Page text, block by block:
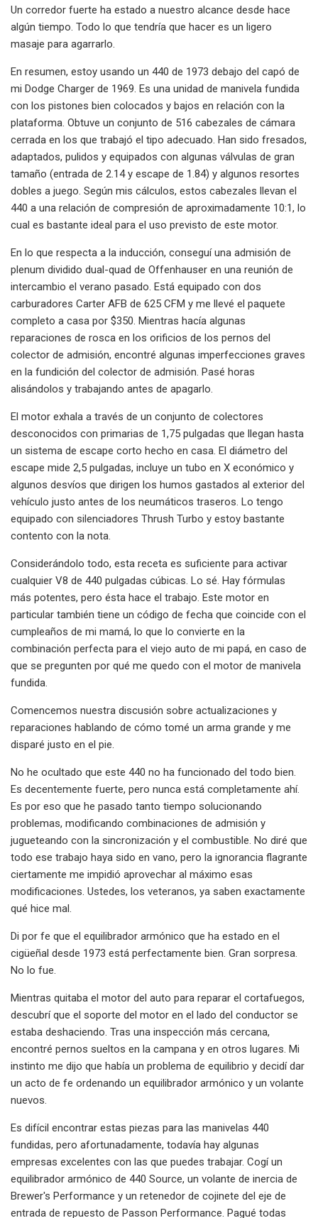
Un corredor fuerte ha estado a nuestro alcance desde hace
algún tiempo. Todo lo que tendría que hacer es un ligero
masaje para agarrarlo.
En resumen, estoy usando un 440 de 1973 debajo del capó de
mi Dodge Charger de 1969. Es una unidad de manivela fundida
con los pistones bien colocados y bajos en relación con la
plataforma. Obtuve un conjunto de 516 cabezales de cámara
cerrada en los que trabajó el tipo adecuado. Han sido fresados,
adaptados, pulidos y equipados con algunas válvulas de gran
tamaño (entrada de 2.14 y escape de 1.84) y algunos resortes
dobles a juego. Según mis cálculos, estos cabezales llevan el
440 a una relación de compresión de aproximadamente 10:1, lo
cual es bastante ideal para el uso previsto de este motor.
En lo que respecta a la inducción, conseguí una admisión de
plenum dividido dual-quad de Offenhauser en una reunión de
intercambio el verano pasado. Está equipado con dos
carburadores Carter AFB de 625 CFM y me llevé el paquete
completo a casa por $350. Mientras hacía algunas
reparaciones de rosca en los orificios de los pernos del
colector de admisión, encontré algunas imperfecciones graves
en la fundición del colector de admisión. Pasé horas
alisándolos y trabajando antes de apagarlo.
El motor exhala a través de un conjunto de colectores
desconocidos con primarias de 1,75 pulgadas que llegan hasta
un sistema de escape corto hecho en casa. El diámetro del
escape mide 2,5 pulgadas, incluye un tubo en X económico y
algunos desvíos que dirigen los humos gastados al exterior del
vehículo justo antes de los neumáticos traseros. Lo tengo
equipado con silenciadores Thrush Turbo y estoy bastante
contento con la nota.
Considerándolo todo, esta receta es suficiente para activar
cualquier V8 de 440 pulgadas cúbicas. Lo sé. Hay fórmulas
más potentes, pero ésta hace el trabajo. Este motor en
particular también tiene un código de fecha que coincide con el
cumpleaños de mi mamá, lo que lo convierte en la
combinación perfecta para el viejo auto de mi papá, en caso de
que se pregunten por qué me quedo con el motor de manivela
fundida.
Comencemos nuestra discusión sobre actualizaciones y
reparaciones hablando de cómo tomé un arma grande y me
disparé justo en el pie.
No he ocultado que este 440 no ha funcionado del todo bien.
Es decentemente fuerte, pero nunca está completamente ahí.
Es por eso que he pasado tanto tiempo solucionando
problemas, modificando combinaciones de admisión y
jugueteando con la sincronización y el combustible. No diré que
todo ese trabajo haya sido en vano, pero la ignorancia flagrante
ciertamente me impidió aprovechar al máximo esas
modificaciones. Ustedes, los veteranos, ya saben exactamente
qué hice mal.
Di por fe que el equilibrador armónico que ha estado en el
cigüeñal desde 1973 está perfectamente bien. Gran sorpresa.
No lo fue.
Mientras quitaba el motor del auto para reparar el cortafuegos,
descubrí que el soporte del motor en el lado del conductor se
estaba deshaciendo. Tras una inspección más cercana,
encontré pernos sueltos en la campana y en otros lugares. Mi
instinto me dijo que había un problema de equilibrio y decidí dar
un acto de fe ordenando un equilibrador armónico y un volante
nuevos.
Es difícil encontrar estas piezas para las manivelas 440
fundidas, pero afortunadamente, todavía hay algunas
empresas excelentes con las que puedes trabajar. Cogí un
equilibrador armónico de 440 Source, un volante de inercia de
Brewer's Performance y un retenedor de cojinete del eje de
entrada de repuesto de Passon Performance. Pagué todas